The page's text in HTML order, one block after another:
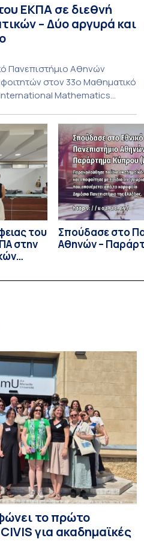
ΕΚΠΑ σε διεθνή
– Δύο αργυρά και
Πανεπιστήμιο Αθηνών
στον 33ο Μαθηματικό
Mathematics
Βουλγαρίας. Σε αυτόν
135
Από την Ελλάδα, συμμετείχαν
το Αριστοτέλειο
του
στην
Σπούδασε στο
Αθηνών –
το πρώτο
για ακαδημαϊκές